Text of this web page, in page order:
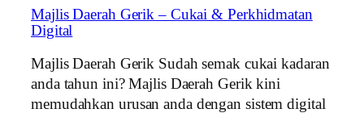
Majlis Daerah Gerik – Cukai & Perkhidmatan
Digital
Majlis Daerah Gerik Sudah semak cukai kadaran
anda tahun ini? Majlis Daerah Gerik kini
memudahkan urusan anda dengan sistem digital